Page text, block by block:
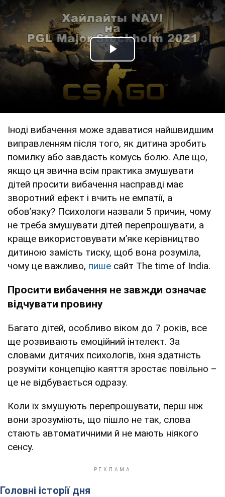
Play Video
Іноді вибачення може здаватися найшвидшим
виправленням після того, як дитина зробить
помилку або завдасть комусь болю. Але що,
якщо ця звична всім практика змушувати
дітей просити вибачення насправді має
зворотний ефект і вчить не емпатії, а
обов’язку? Психологи назвали 5 причин, чому
не треба змушувати дітей перепрошувати, а
краще використовувати м’яке керівництво
дитиною замість тиску, щоб вона розуміла,
чому це важливо, пише сайт The time of India.
Просити вибачення не завжди означає
відчувати провину
Багато дітей, особливо віком до 7 років, все
ще розвивають емоційний інтелект. За
словами дитячих психологів, їхня здатність
розуміти концепцію каяття зростає повільно –
це не відбувається одразу.
Коли їх змушують перепрошувати, перш ніж
вони зрозуміють, що пішло не так, слова
стають автоматичними й не мають ніякого
сенсу.
Головні історії дня